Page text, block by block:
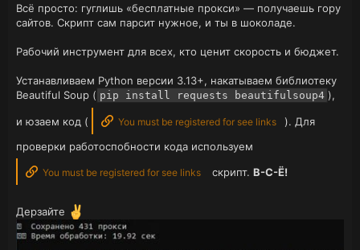
Всё просто: гуглишь «бесплатные прокси» — получаешь гору
сайтов. Скрипт сам парсит нужное, и ты в шоколаде.
Рабочий инструмент для всех, кто ценит скорость и бюджет.
Устанавливаем Python версии 3.13+, накатываем библиотеку
Beautiful Soup ( pip install requests beautifulsoup4 ),
и юзаем код ( You must be registered for see links
). Для
проверки работоспобности кода используем
You must be registered for see links скрипт. В-С-Ё!
Дерзайте